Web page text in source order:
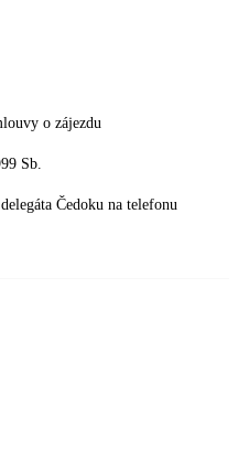
o zájezdu
Sb.
Čedoku na telefonu